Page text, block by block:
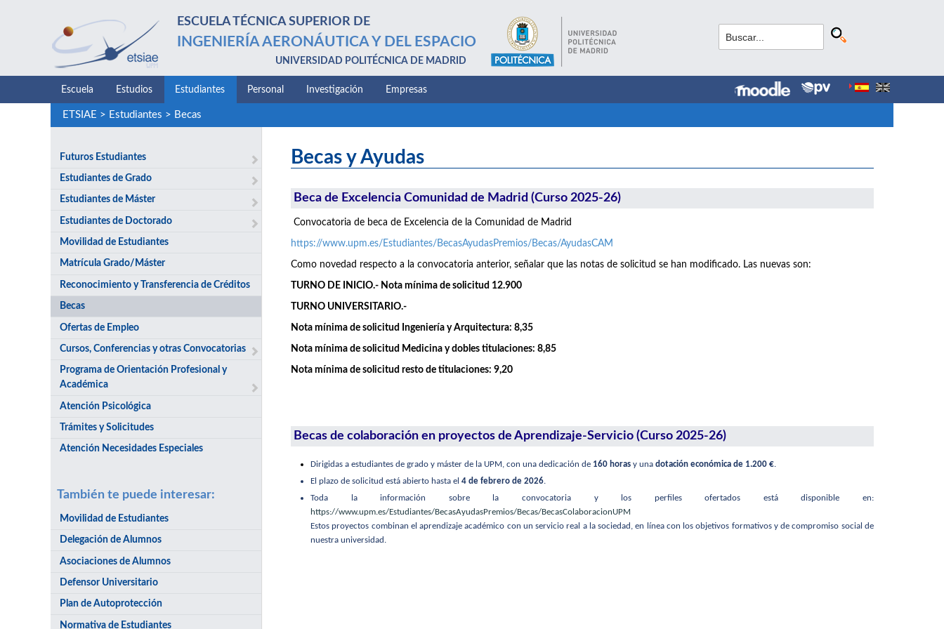
ESCUELA TÉCNICA SUPERIOR DE
INGENIERÍA AERONÁUTICA Y DEL ESPACIO
UNIVERSIDAD POLITÉCNICA DE MADRID
Escuela Estudios Estudiantes Personal Investigación Empresas
ETSIAE > Estudiantes > Becas
Futuros Estudiantes
Estudiantes de Grado
Estudiantes de Máster
Estudiantes de Doctorado
Movilidad de Estudiantes
Matrícula Grado/Máster
Reconocimiento y Transferencia de Créditos
Becas
Ofertas de Empleo
Cursos, Conferencias y otras Convocatorias
Programa de Orientación Profesional y
Académica
Atención Psicológica
Trámites y Solicitudes
Atención Necesidades Especiales
También te puede interesar:
Movilidad de Estudiantes
Delegación de Alumnos
Asociaciones de Alumnos
Defensor Universitario
Plan de Autoprotección
Normativa de Estudiantes
Becas y Ayudas
Beca de Excelencia Comunidad de Madrid (Curso 2025-26)
Convocatoria de beca de Excelencia de la Comunidad de Madrid
https://www.upm.es/Estudiantes/BecasAyudasPremios/Becas/AyudasCAM
Como novedad respecto a la convocatoria anterior, señalar que las notas de solicitud se han modificado. Las nuevas son:
TURNO DE INICIO.- Nota mínima de solicitud 12.900
TURNO UNIVERSITARIO.-
Nota mínima de solicitud Ingeniería y Arquitectura: 8,35
Nota mínima de solicitud Medicina y dobles titulaciones: 8,85
Nota mínima de solicitud resto de titulaciones: 9,20
Becas de colaboración en proyectos de Aprendizaje-Servicio (Curso 2025-26)
Dirigidas a estudiantes de grado y máster de la UPM, con una dedicación de 160 horas y una dotación económica de 1.200 €
El plazo de solicitud está abierto hasta el 4 de febrero de 2026.
Toda la información sobre la convocatoria y los perfiles ofertados está disponible en:
https://www.upm.es/Estudiantes/BecasAyudasPremios/Becas/BecasColaboracionUPM
Estos proyectos combinan el aprendizaje académico con un servicio real a la sociedad, en línea con los objetivos formativos y de compromiso social de
nuestra universidad.